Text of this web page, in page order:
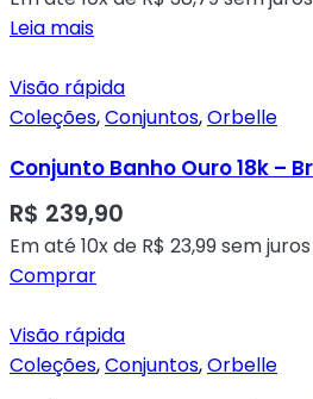
Leia mais
Visão rápida
Coleções,Conjuntos,Orbelle
R$ 239,90
Em até 10x de R$ 23,99sem juros
Comprar
Visão rápida
Coleções,Conjuntos,Orbelle